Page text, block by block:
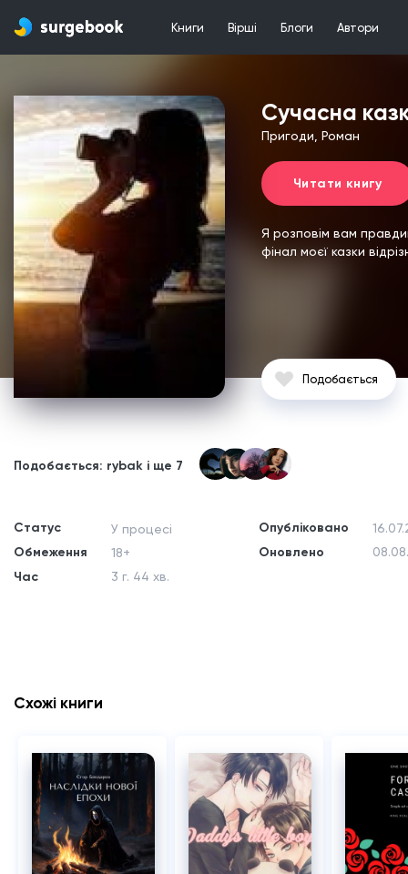
Книги Вірші Блоги Автори
Сучасна
Пригоди, Роман
Читати книгу
Я розповім вам
фінал моєї казки
Подобається
Подобається: rybak і ще 7
Статус
Обмеження
Час
У процесі
18+
3 г. 44 хв.
Опубліковано
Оновлено
Схожі книги